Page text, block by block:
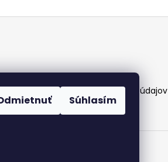
Súhlasím
Podmienky ochrany osobných údajov